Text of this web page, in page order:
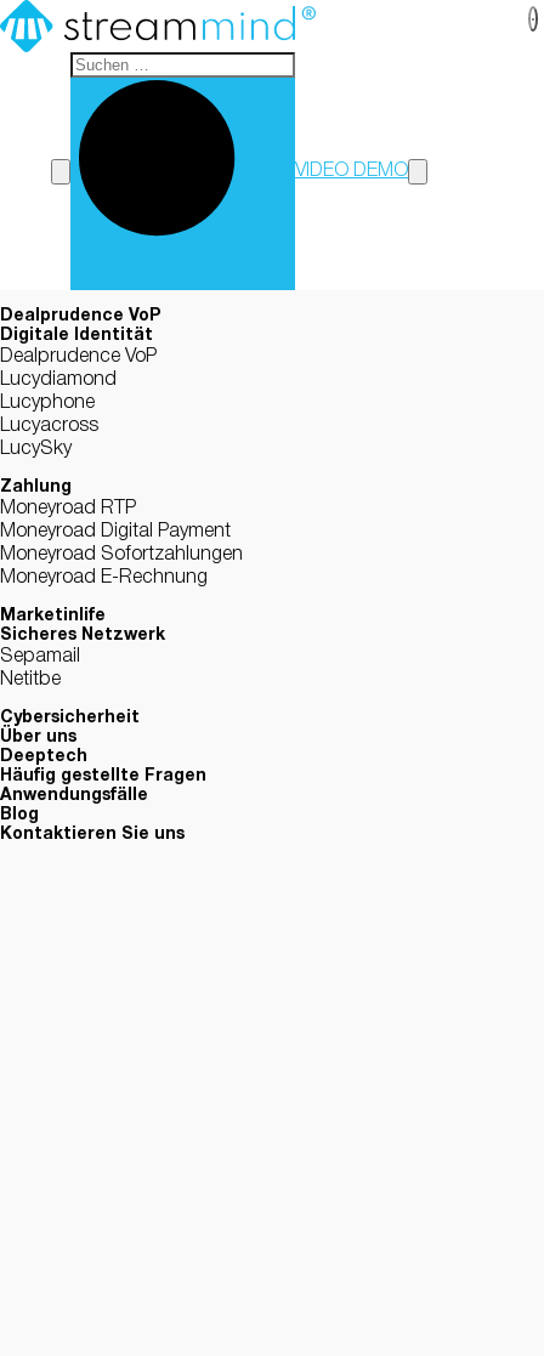
StreamMind
VIDEO DEMO
Dealprudence VoP
Digitale Identität
Dealprudence VoP
Lucydiamond
Lucyphone
Lucyacross
LucySky
Zahlung
Moneyroad RTP
Moneyroad Digital Payment
Moneyroad Sofortzahlungen
Moneyroad E-Rechnung
Marketinlife
Sicheres Netzwerk
Sepamail
Netitbe
Cybersicherheit
Über uns
Deeptech
Häufig gestellte Fragen
Anwendungsfälle
Blog
Kontaktieren Sie uns